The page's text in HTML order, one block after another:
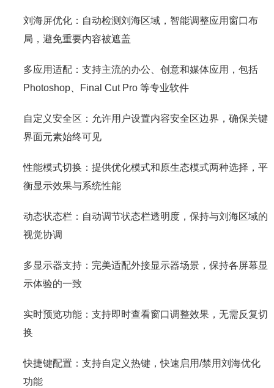
刘海屏优化：自动检测刘海区域，智能调整应用窗口布
局，避免重要内容被遮盖
多应用适配：支持主流的办公、创意和媒体应用，包括
Photoshop、Final Cut Pro 等专业软件
自定义安全区：允许用户设置内容安全区边界，确保关键
界面元素始终可见
性能模式切换：提供优化模式和原生态模式两种选择，平
衡显示效果与系统性能
动态状态栏：自动调节状态栏透明度，保持与刘海区域的
视觉协调
多显示器支持：完美适配外接显示器场景，保持各屏幕显
示体验的一致
实时预览功能：支持即时查看窗口调整效果，无需反复切
换
快捷键配置：支持自定义热键，快速启用/禁用刘海优化
功能